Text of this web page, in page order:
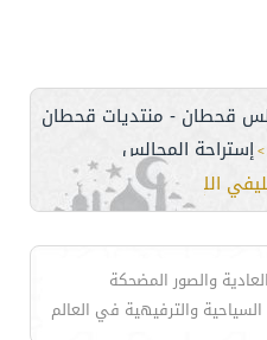
قحطان - منتديات قحطان
>إستراحة المجالس
اللإفادة ؟
والصور المضحكة
والترفيهية في العالم